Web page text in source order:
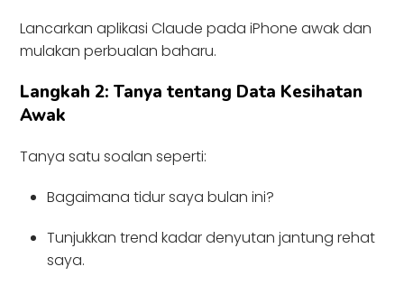
Lancarkan aplikasi Claude pada iPhone awak dan
mulakan perbualan baharu.
Langkah 2: Tanya tentang Data Kesihatan
Awak
Tanya satu soalan seperti:
Bagaimana tidur saya bulan ini?
Tunjukkan trend kadar denyutan jantung rehat
saya.